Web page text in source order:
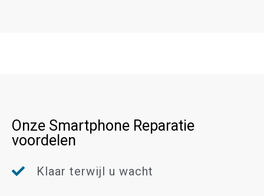
Onze Smartphone Reparatie
voordelen
Klaar terwijl u wacht